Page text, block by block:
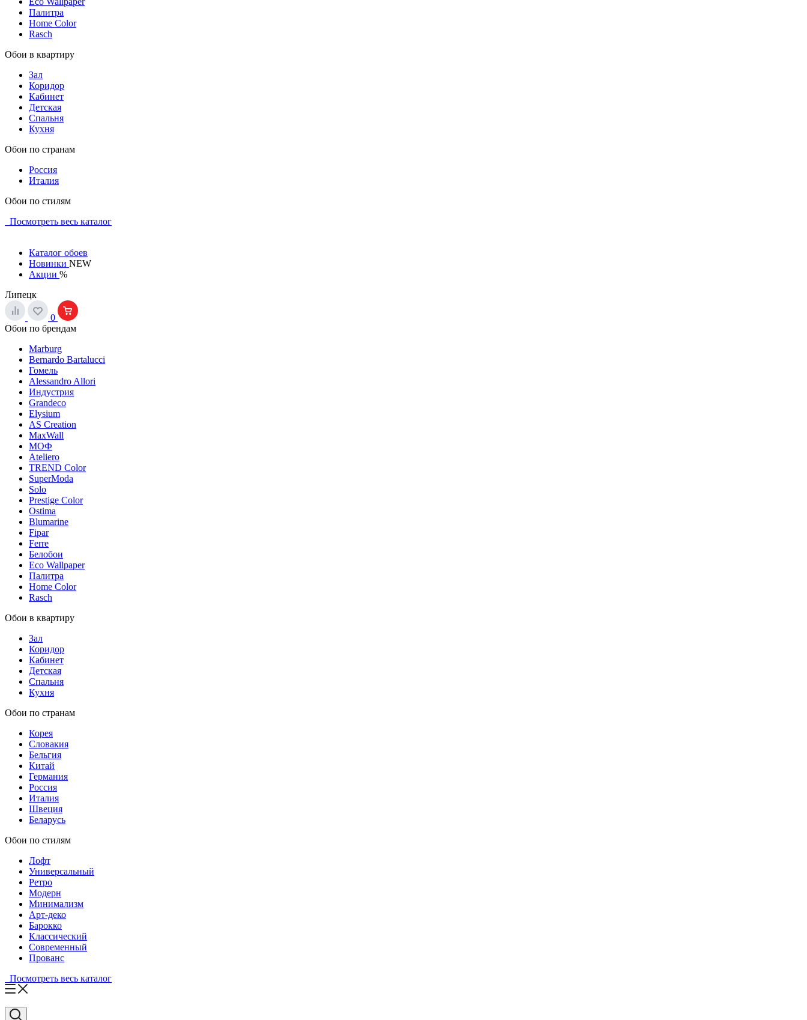
Палитра
Home Color
Rasch
Обои в квартиру
Зал
Коридор
Кабинет
Детская
Спальня
Кухня
Обои по странам
Россия
Италия
Обои по стилям
Посмотреть весь каталог
Каталог обоев
Новинки NEW
Акции %
Липецк
0
Обои по брендам
Marburg
Bernardo Bartalucci
Гомель
Alessandro Allori
Индустрия
Grandeco
Elysium
AS Creation
MaxWall
МОФ
Ateliero
TREND Color
SuperModa
Solo
Prestige Color
Ostima
Blumarine
Fipar
Ferre
Белобои
Eco Wallpaper
Палитра
Home Color
Rasch
Обои в квартиру
Зал
Коридор
Кабинет
Детская
Спальня
Кухня
Обои по странам
Корея
Словакия
Бельгия
Китай
Германия
Россия
Италия
Швеция
Беларусь
Обои по стилям
Лофт
Универсальный
Ретро
Модерн
Минимализм
Арт-деко
Барокко
Классический
Современный
Прованс
Посмотреть весь каталог